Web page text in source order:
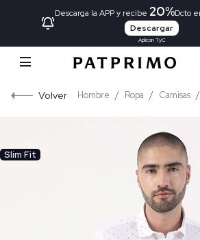
Descarga la APP y recibe 20%Dcto
Descargar
Aplican TyC
Volver Hombre Ropa Camisas
Slim Fit